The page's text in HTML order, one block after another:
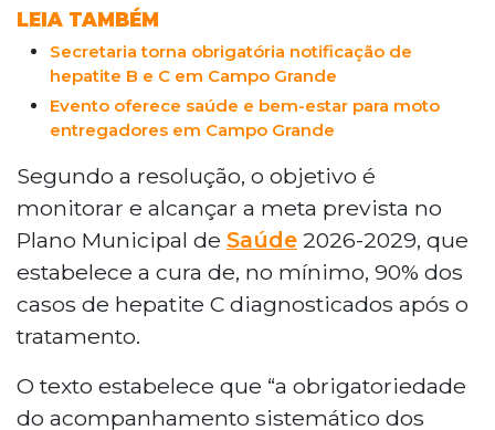
realizados na cidade deram positivo.
LEIA TAMBÉM
Secretaria torna obrigatória notificação de
hepatite B e C em Campo Grande
Evento oferece saúde e bem-estar para moto
entregadores em Campo Grande
Segundo a resolução, o objetivo é
monitorar e alcançar a meta prevista no
Plano Municipal de Saúde 2026-2029, que
estabelece a cura de, no mínimo, 90% dos
casos de hepatite C diagnosticados após o
tratamento.
O texto estabelece que “a obrigatoriedade
do acompanhamento sistemático dos